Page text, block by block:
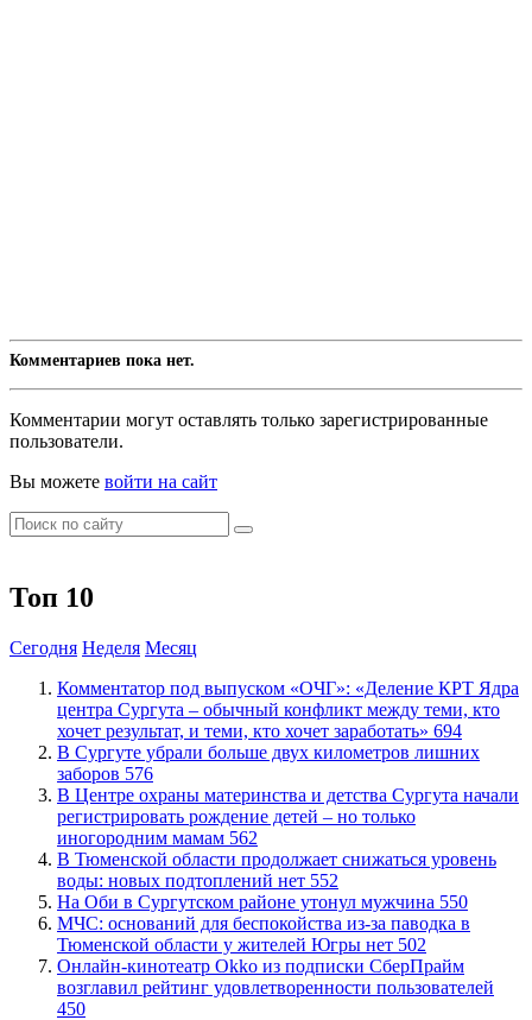
Комментариев пока нет.
Комментарии могут оставлять только зарегистрированные
пользователи.
Вы можете войти на сайт
Топ 10
Сегодня Неделя Месяц
​Комментатор под выпуском «ОЧГ»: «Деление КРТ Ядра
центра Сургута – обычный конфликт между теми, кто
хочет результат, и теми, кто хочет заработать» 694
​В Сургуте убрали больше двух километров лишних
заборов 576
​В Центре охраны материнства и детства Сургута начали
регистрировать рождение детей – но только
иногородним мамам 562
​В Тюменской области продолжает снижаться уровень
воды: новых подтоплений нет 552
​На Оби в Сургутском районе утонул мужчина 550
​МЧС: оснований для беспокойства из-за паводка в
Тюменской области у жителей Югры нет 502
​Онлайн-кинотеатр Okko из подписки СберПрайм
возглавил рейтинг удовлетворенности пользователей
450